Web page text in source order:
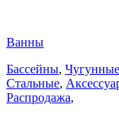
Ванны
Бассейны, Чугунные
Стальные,
Распродажа,